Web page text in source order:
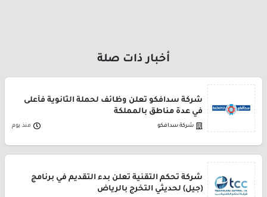
أخبار ذات صلة
شركة سدافكو تعلن وظائف لحملة الثانوية فأعلى
في عدة مناطق بالمملكة
شركة سدافكو منذ يوم
شركة تحكم التقنية تعلن بدء التقديم في برنامج
(جيل) لحديثي التخرج بالرياض